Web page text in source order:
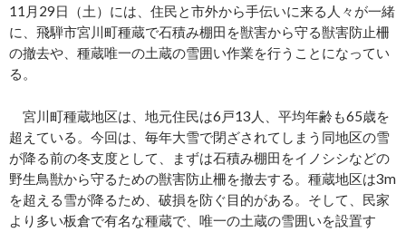
11月29日（土）には、住民と市外から手伝いに来る人々が一緒
に、飛騨市宮川町種蔵で石積み棚田を獣害から守る獣害防止柵
の撤去や、種蔵唯一の土蔵の雪囲い作業を行うことになってい
る。
宮川町種蔵地区は、地元住民は6戸13人、平均年齢も65歳を
超えている。今回は、毎年大雪で閉ざされてしまう同地区の雪
が降る前の冬支度として、まずは石積み棚田をイノシシなどの
野生鳥獣から守るための獣害防止柵を撤去する。種蔵地区は3m
を超える雪が降るため、破損を防ぐ目的がある。そして、民家
より多い板倉で有名な種蔵で、唯一の土蔵の雪囲いを設置す